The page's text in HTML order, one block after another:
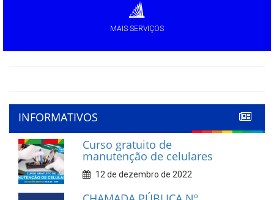
MAIS SERVIÇOS
INFORMATIVOS
Curso gratuito de
manutenção de celulares
12 de dezembro de 2022